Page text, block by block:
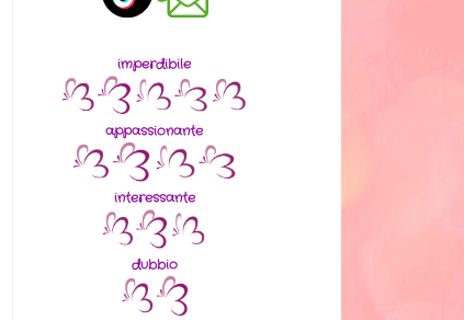
imperdibile
appassionante
interessante
dubbio